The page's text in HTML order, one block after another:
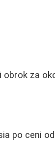
za
po ceni